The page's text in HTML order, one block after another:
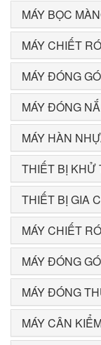
MÁY BỌC
MÁY CHIẾT
MÁY ĐÓNG
MÁY ĐÓNG
MÁY HÀN
THIẾT BỊ KHỬ
THIẾT BỊ GIA
MÁY CHIẾT
MÁY ĐÓNG
MÁY ĐÓNG
MÁY CÂN